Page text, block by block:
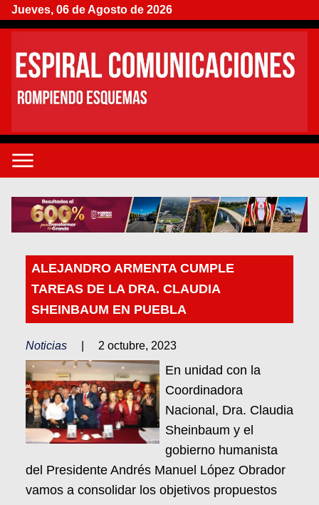
Jueves, 06 de Agosto de 2026
ALEJANDRO ARMENTA CUMPLE
TAREAS DE LA DRA. CLAUDIA
SHEINBAUM EN PUEBLA
Noticias 2 octubre, 2023
En unidad con la
Coordinadora
Nacional, Dra. Claudia
Sheinbaum y el
gobierno humanista
del Presidente Andrés Manuel López Obrador
vamos a consolidar los objetivos propuestos